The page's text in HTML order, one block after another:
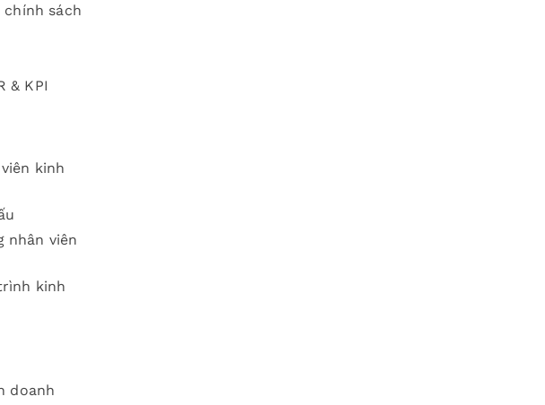
sách
& KPI
kinh
nhân viên
kinh
doanh